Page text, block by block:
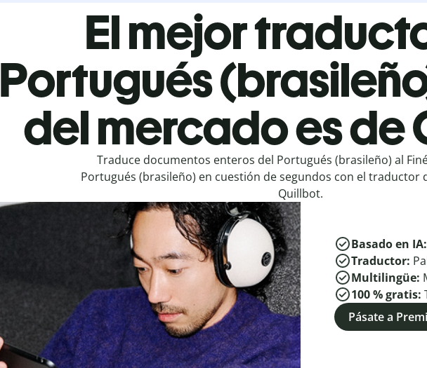
El mejor
Portugués
del mercado es de
Traduce documentos enteros del Portugués (brasileño) al
Portugués (brasileño) en cuestión de segundos con el traductor
Quillbot.
Basado en IA:
Traductor:
Multilingüe:
100 % gratis:
Pásate a